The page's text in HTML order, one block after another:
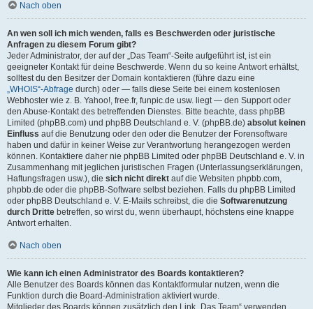
Nach oben
An wen soll ich mich wenden, falls es Beschwerden oder juristische
Anfragen zu diesem Forum gibt?
Jeder Administrator, der auf der „Das Team“-Seite aufgeführt ist, ist ein
geeigneter Kontakt für deine Beschwerde. Wenn du so keine Antwort erhältst,
solltest du den Besitzer der Domain kontaktieren (führe dazu eine
„WHOIS“-Abfrage durch) oder — falls diese Seite bei einem kostenlosen
Webhoster wie z. B. Yahoo!, free.fr, funpic.de usw. liegt — den Support oder
den Abuse-Kontakt des betreffenden Dienstes. Bitte beachte, dass phpBB
Limited (phpBB.com) und phpBB Deutschland e. V. (phpBB.de) absolut keinen
Einfluss auf die Benutzung oder den oder die Benutzer der Forensoftware
haben und dafür in keiner Weise zur Verantwortung herangezogen werden
können. Kontaktiere daher nie phpBB Limited oder phpBB Deutschland e. V. in
Zusammenhang mit jeglichen juristischen Fragen (Unterlassungserklärungen,
Haftungsfragen usw.), die sich nicht direkt auf die Websiten phpbb.com,
phpbb.de oder die phpBB-Software selbst beziehen. Falls du phpBB Limited
oder phpBB Deutschland e. V. E-Mails schreibst, die die Softwarenutzung
durch Dritte betreffen, so wirst du, wenn überhaupt, höchstens eine knappe
Antwort erhalten.
Nach oben
Wie kann ich einen Administrator des Boards kontaktieren?
Alle Benutzer des Boards können das Kontaktformular nutzen, wenn die
Funktion durch die Board-Administration aktiviert wurde.
Mitglieder des Boards können zusätzlich den Link „Das Team“ verwenden.